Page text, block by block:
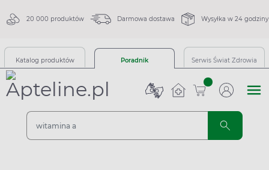
20 000 produktów Darmowa dostawa Wysyłka w 24 godziny
Katalog produktów Poradnik Serwis Świat Zdrowia
sztuk